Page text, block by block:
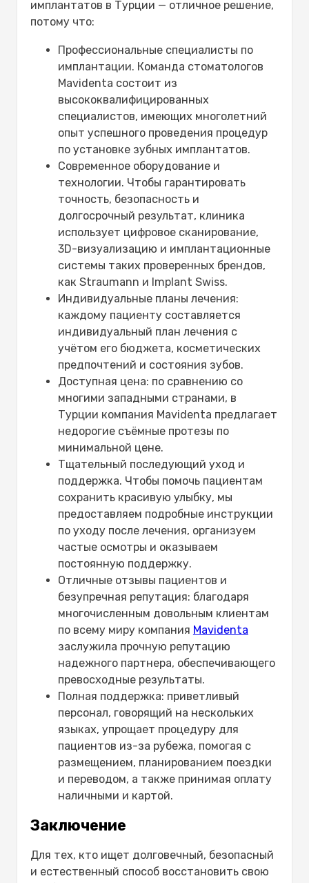
имплантатов в Турции — отличное решение,
потому что:
Профессиональные специалисты по
имплантации. Команда стоматологов
Mavidenta состоит из
высококвалифицированных
специалистов, имеющих многолетний
опыт успешного проведения процедур
по установке зубных имплантатов.
Современное оборудование и
технологии. Чтобы гарантировать
точность, безопасность и
долгосрочный результат, клиника
использует цифровое сканирование,
3D-визуализацию и имплантационные
системы таких проверенных брендов,
как Straumann и Implant Swiss.
Индивидуальные планы лечения:
каждому пациенту составляется
индивидуальный план лечения с
учётом его бюджета, косметических
предпочтений и состояния зубов.
Доступная цена: по сравнению со
многими западными странами, в
Турции компания Mavidenta предлагает
недорогие съёмные протезы по
минимальной цене.
Тщательный последующий уход и
поддержка. Чтобы помочь пациентам
сохранить красивую улыбку, мы
предоставляем подробные инструкции
по уходу после лечения, организуем
частые осмотры и оказываем
постоянную поддержку.
Отличные отзывы пациентов и
безупречная репутация: благодаря
многочисленным довольным клиентам
по всему миру компания Mavidenta
заслужила прочную репутацию
надежного партнера, обеспечивающего
превосходные результаты.
Полная поддержка: приветливый
персонал, говорящий на нескольких
языках, упрощает процедуру для
пациентов из-за рубежа, помогая с
размещением, планированием поездки
и переводом, а также принимая оплату
наличными и картой.
Заключение
Для тех, кто ищет долговечный, безопасный
и естественный способ восстановить свою